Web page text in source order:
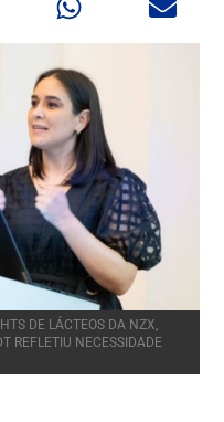
DE LÁCTEOS DA NZX,
REFLETIU NECESSIDADE